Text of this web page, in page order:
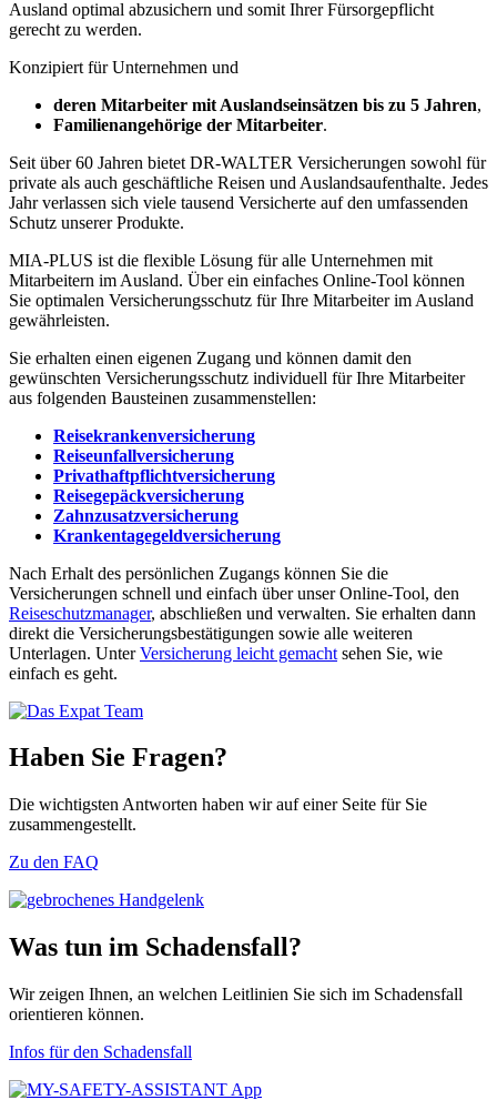
Ausland optimal abzusichern und somit Ihrer Fürsorgepflicht
gerecht zu werden.
Konzipiert für Unternehmen und
deren Mitarbeiter mit Auslandseinsätzen bis zu 5 Jahren,
Familienangehörige der Mitarbeiter.
Seit über 60 Jahren bietet DR-WALTER Versicherungen sowohl für
private als auch geschäftliche Reisen und Auslandsaufenthalte. Jedes
Jahr verlassen sich viele tausend Versicherte auf den umfassenden
Schutz unserer Produkte.
MIA-PLUS ist die flexible Lösung für alle Unternehmen mit
Mitarbeitern im Ausland. Über ein einfaches Online-Tool können
Sie optimalen Versicherungsschutz für Ihre Mitarbeiter im Ausland
gewährleisten.
Sie erhalten einen eigenen Zugang und können damit den
gewünschten Versicherungsschutz individuell für Ihre Mitarbeiter
aus folgenden Bausteinen zusammenstellen:
Reisekrankenversicherung
Reiseunfallversicherung
Privathaftpflichtversicherung
Reisegepäckversicherung
Zahnzusatzversicherung
Krankentagegeldversicherung
Nach Erhalt des persönlichen Zugangs können Sie die
Versicherungen schnell und einfach über unser Online-Tool, den
Reiseschutzmanager, abschließen und verwalten. Sie erhalten dann
direkt die Versicherungsbestätigungen sowie alle weiteren
Unterlagen. UnterVersicherung leicht gemacht sehen Sie, wie
einfach es geht.
Haben Sie Fragen?
Die wichtigsten Antworten haben wir auf einer Seite für Sie
zusammengestellt.
Zu den FAQ
Was tun im Schadensfall?
Wir zeigen Ihnen, an welchen Leitlinien Sie sich im Schadensfall
orientieren können.
Infos für den Schadensfall